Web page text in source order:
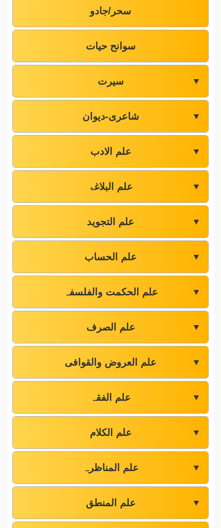
سحر/جادو
سوانح حیات
سیرت ▼
شاعری-دیوان ▼
علم الادب ▼
علم البلاغۃ ▼
علم التجوید ▼
علم الحساب ▼
علم الحکمت والفلسفہ ▼
علم الصرف ▼
علم العروض والقوافی ▼
علم الفقہ ▼
علم الکلام ▼
علم المناظرہ ▼
علم المنطق ▼